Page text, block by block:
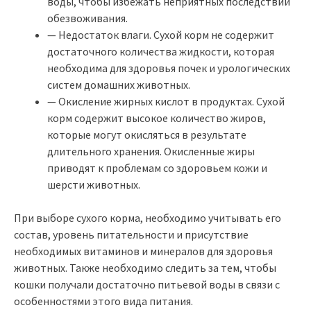
обезвоживания.
— Недостаток влаги. Сухой корм не содержит
достаточного количества жидкости, которая
необходима для здоровья почек и урологических
систем домашних животных.
— Окисление жирных кислот в продуктах. Сухой
корм содержит высокое количество жиров,
которые могут окисляться в результате
длительного хранения. Окисленные жиры
приводят к проблемам со здоровьем кожи и
шерсти животных.
При выборе сухого корма, необходимо учитывать его
состав, уровень питательности и присутствие
необходимых витаминов и минералов для здоровья
животных. Также необходимо следить за тем, чтобы
кошки получали достаточно питьевой воды в связи с
особенностями этого вида питания.